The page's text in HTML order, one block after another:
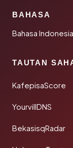
BAHASA
Bahasa Indonesia
TAUTAN
KafepisaScore
YourvillDNS
BekasisqRadar